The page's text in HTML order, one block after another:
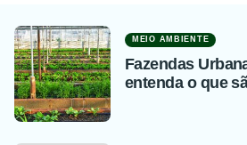
MEIO AMBIENTE
Fazendas
entenda o que